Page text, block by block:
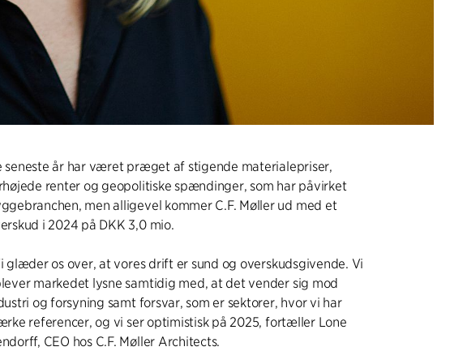
seneste år har været præget af stigende materialepriser,
renter og geopolitiske spændinger, som har påvirket
men alligevel kommer C.F. Møller ud med et
i 2024 på DKK 3,0 mio.
glæder os over, at vores drift er sund og overskudsgivende. Vi
markedet lysne samtidig med, at det vender sig mod
og forsyning samt forsvar, som er sektorer, hvor vi har
referencer, og vi ser optimistisk på 2025, fortæller Lone
CEO hos C.F. Møller Architects.